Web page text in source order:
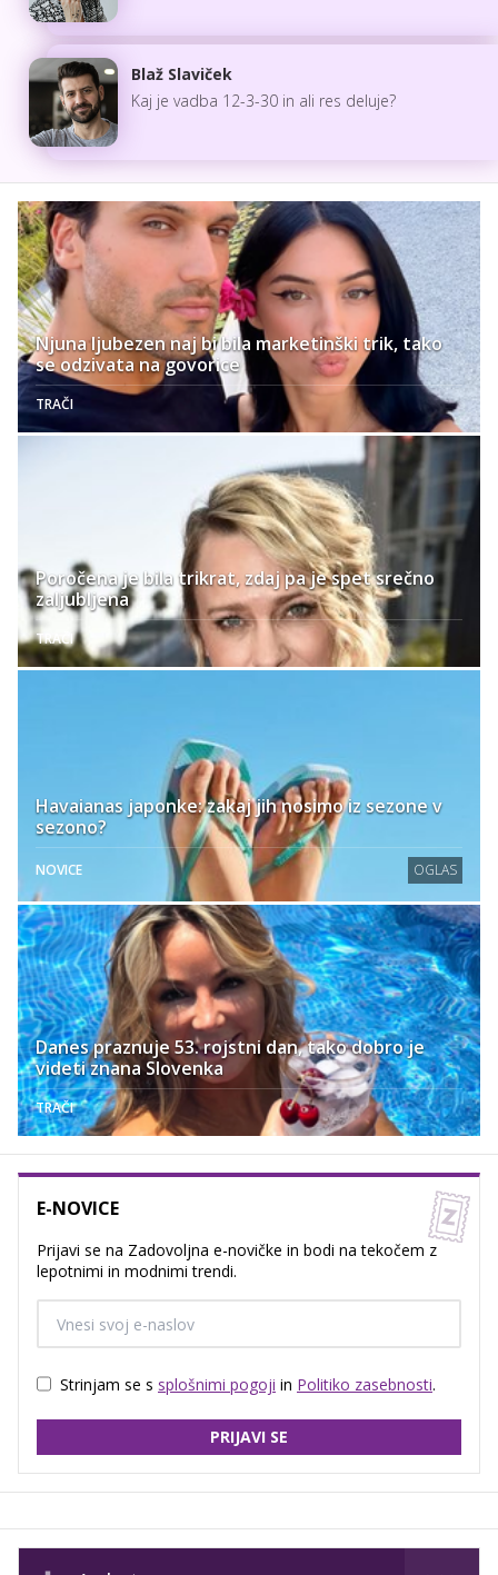
Blaž Slaviček
Kaj je vadba 12-3-30 in ali res deluje?
Njuna ljubezen naj bi bila marketinški trik, tako
se odzivata na govorice
TRAČI
Poročena je bila trikrat, zdaj pa je spet srečno
zaljubljena
TRAČI
Havaianas japonke: zakaj jih nosimo iz sezone v
sezono?
NOVICE OGLAS
Danes praznuje 53. rojstni dan, tako dobro je
videti znana Slovenka
TRAČI
E-NOVICE
Prijavi se na Zadovoljna e-novičke in bodi na tekočem z
lepotnimi in modnimi trendi.
Strinjam se s splošnimi pogoji in Politiko zasebnosti.
PRIJAVI SE